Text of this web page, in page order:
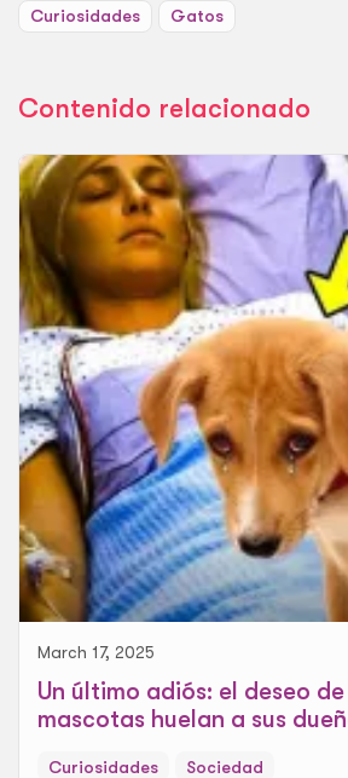
Curiosidades Gatos
Contenido relacionado
March 17, 2025
Un último adiós: el deseo
mascotas huelan a sus
Curiosidades Sociedad